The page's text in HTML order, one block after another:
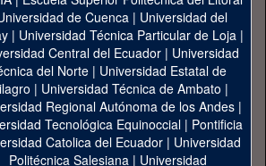
de Cuenca| Universidad del
| Universidad Técnica Particular de Loja|
Central del Ecuador| Universidad
del Norte | Universidad Estatal de
| Universidad Técnica de Ambato |
Regional Autónoma de los Andes|
Tecnológica Equinoccial| Pontificia
Catolica del Ecuador | Universidad
Politécnica Salesiana | Universidad